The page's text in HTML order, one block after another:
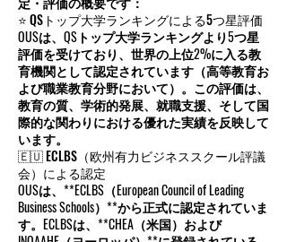
⭐ QSトップ大学ランキングによる5つ星評価
OUSは、QSトップ大学ランキングより5つ星
評価を受けており、世界の上位2%に入る教
育機関として認定されています（高等教育お
よび職業教育分野において）。この評価は、
教育の質、学術的発展、就職支援、そして国
際的な関わりにおける優れた実績を反映して
います。
🇪🇺 ECLBS（欧州有力ビジネススクール評議
会）による認定
OUSは、**ECLBS（European Council of Leading
Business Schools）**から正式に認定されていま
す。ECLBSは、**CHEA（米国）および